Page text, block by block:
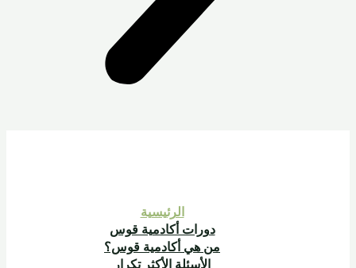
الرئيسية
دورات أكادمية قوس
من هي أكادمية قوس؟
الأسئلة الأكثر تكرار